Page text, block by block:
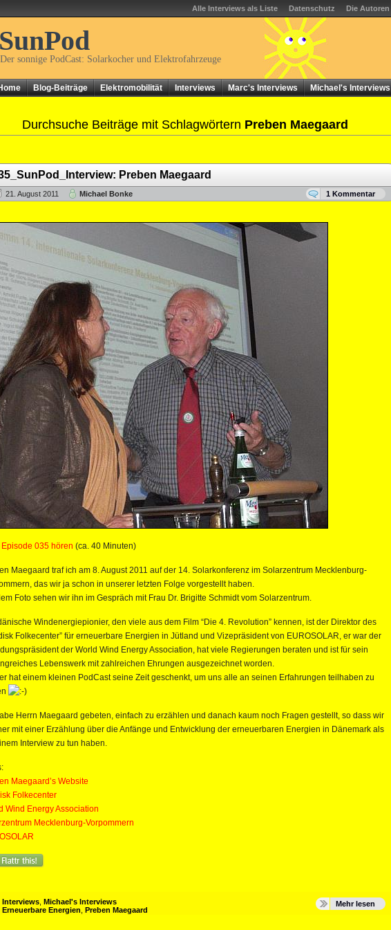
Alle Interviews als Liste Datenschutz Die Autoren
SunPod
Der sonnige PodCast: Solarkocher und Elektrofahrzeuge
Blog-Beiträge Elektromobilität Interviews Marc's Interviews Michael's Interviews
Durchsuche Beiträge mit Schlagwörtern Preben Maegaard
Preben Maegaard
21. August 2011 Michael Bonke 1 Kommentar
Episode 035 hören (ca. 40 Minuten)
Maegaard traf ich am 8. August 2011 auf der 14. Solarkonferenz im Solarzentrum Mecklenburg-
das wir ja schon in unserer letzten Folge vorgestellt haben.
Foto sehen wir ihn im Gespräch mit Frau Dr. Brigitte Schmidt vom Solarzentrum.
Windenergiepionier, den viele aus dem Film “Die 4. Revolution” kennen, ist der Direktor des
Folkecenter” für erneuerbare Energien in Jütland und Vizepräsident von EUROSOLAR, er war der
der World Wind Energy Association, hat viele Regierungen beraten und ist für sein
Lebenswerk mit zahlreichen Ehrungen ausgezeichnet worden.
hat einem kleinen PodCast seine Zeit geschenkt, um uns alle an seinen Erfahrungen teilhaben zu
Herrn Maegaard gebeten, einfach zu erzählen und danach kaum noch Fragen gestellt, so dass wir
mit einer Erzählung über die Anfänge und Entwicklung der erneuerbaren Energien in Dänemark als
Interview zu tun haben.
Maegaard’s Website
Folkecenter
Wind Energy Association
Mecklenburg-Vorpommern
Interviews Michael's Interviews
Erneuerbare Energien Preben Maegaard
Mehr lesen